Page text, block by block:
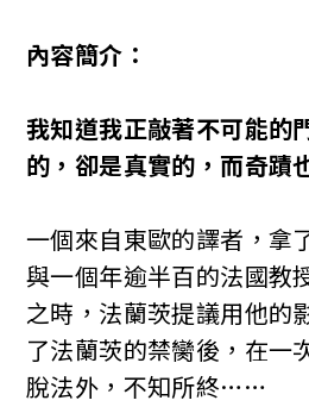
內容簡介：
我知道我正敲著不可能的
的，卻是真實的，而奇蹟
一個來自東歐的譯者，拿
與一個年逾半百的法國教
之時，法蘭茨提議用他的
了法蘭茨的禁臠後，在一
脫法外，不知所終……